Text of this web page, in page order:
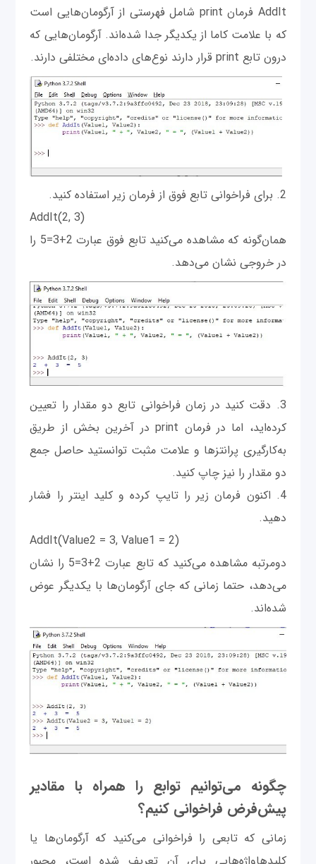
AddIt فرمان print شامل فهرستی از آرگومان‌هایی است
که با علامت کاما از یکدیگر جدا شده‌اند. آرگومان‌هایی که
درون تابع print قرار دارند نوع‌های داده‌ای مختلفی دارند.
2. برای فراخوانی تابع فوق از فرمان زیر استفاده کنید.
AddIt(2, 3)
همان‌گونه که مشاهده می‌کنید تابع فوق عبارت 2+3=5 را
در خروجی نشان می‌دهد.
3. دقت کنید در زمان فراخوانی تابع دو مقدار را تعیین
کرده‌اید، اما در فرمان print در آخرین بخش از طریق
به‌کارگیری پرانتزها و علامت مثبت توانستید حاصل جمع
دو مقدار را نیز چاپ کنید.
4. اکنون فرمان زیر را تایپ کرده و کلید اینتر را فشار
دهید.
AddIt(Value2 = 3, Value1 = 2)
دومرتبه مشاهده می‌کنید که تابع عبارت 2+3=5 را نشان
می‌دهد، حتما زمانی که جای آرگومان‌ها با یکدیگر عوض
شده‌اند.
چگونه می‌توانیم توابع را همراه با مقادیر
پیش‌فرض فراخوانی کنیم؟
زمانی که تابعی را فراخوانی می‌کنید که آرگومان‌ها یا